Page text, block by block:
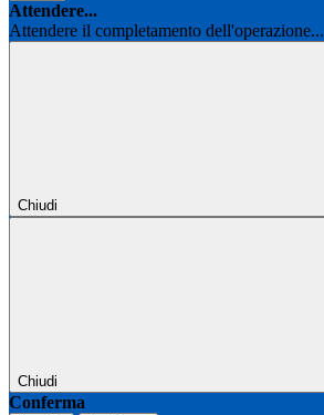
Attendere...
Attendere il completamento dell'operazione...
Chiudi
Chiudi
Conferma